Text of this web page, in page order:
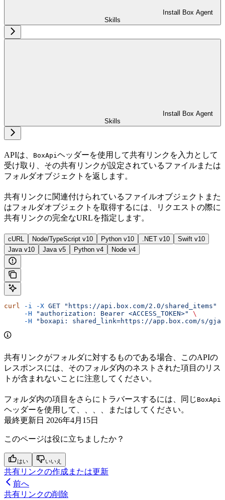
Install Box Agent
Skills
Install Box Agent
Skills
APIは、 BoxApiヘッダーを使用して共有リンクを入力として
受け取り、その共有リンクが設定されているファイルまたは
フォルダオブジェクトを返します。
共有リンクに関連付けられているファイルオブジェクトまた
はフォルダオブジェクトを取得するには、リクエストの際に
共有リンクの完全なURLを指定します。
cURL Node/TypeScript v10 Python v10 .NET v10
Swift v10
Java v10
Java v5 Python v4 Node v4
curl -i -X GET "https://api.box.com/2.0/shared_items"
     -H
"authorization: Bearer <ACCESS_TOKEN>"
\
     -H
"boxapi: shared_link=https://app.box.com/s/
共有リンクがフォルダに対するものである場合、このAPIの
レスポンスには、そのフォルダ内のネストされた項目のリス
トが含まれないことに注意してください。
フォルダ内の項目をさらにトラバースするには、同じ BoxApi
ヘッダーを使用して、 、または してください。
最終更新日 2026年4月15日
このページは役に立ちましたか？
はい いいえ
共有リンクの作成または更新
前へ
共有リンクの削除